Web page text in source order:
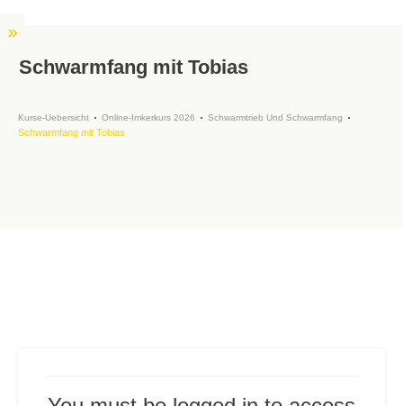
Schwarmfang mit Tobias
Kurse-Uebersicht Online-Imkerkurs 2026 Schwarmtrieb Und Schwarmfang
Schwarmfang mit Tobias